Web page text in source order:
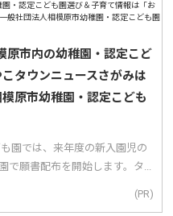
原市内の幼稚園・認定こど
タウンニュースさがみは
原市幼稚園・認定こども
園では、来年度の新入園児の
で願書配布を開始します。タ...
(PR)